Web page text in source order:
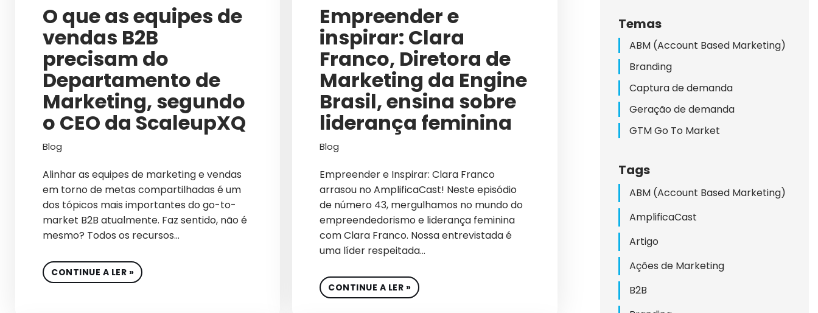
TECNOLOGIA AUDITORIA DE CAMPANHAS
AUMENTO DE VENDAS ONLINE
B2B
B2B INTERNACIONAL
BIG DATA
CAMPANHAS PATROCINADAS
CAPTURA DE DEMANDA
CARREIRA
O que as equipes de
vendas B2B
precisam do
Departamento de
Marketing, segundo
o CEO da ScaleupXQ
Blog
Alinhar as equipes de marketing e vendas
em torno de metas compartilhadas é um
dos tópicos mais importantes do go-to-
market B2B atualmente. Faz sentido, não é
mesmo? Todos os recursos…
CONTINUE A LER »
Empreender e
inspirar: Clara
Franco, Diretora de
Marketing da Engine
Brasil, ensina sobre
liderança feminina
Blog
Empreender e Inspirar: Clara Franco
arrasou no AmplificaCast! Neste episódio
de número 43, mergulhamos no mundo do
empreendedorismo e liderança feminina
com Clara Franco. Nossa entrevistada é
uma líder respeitada…
CONTINUE A LER »
Temas
ABM (Account Based Marketing)
Branding
Captura de demanda
Geração de demanda
GTM Go To Market
Tags
ABM (Account Based Marketing)
AmplificaCast
Artigo
Ações de Marketing
B2B